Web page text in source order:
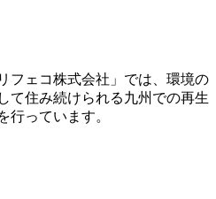
フェコ株式会社」では、環境の
て住み続けられる九州での再生
行っています。